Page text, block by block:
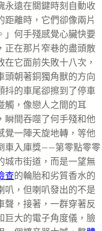
永遠在關鍵時刻自動收
離時，它們卻像兩片
」何手殘感覺心臟快要
正在那片窄巷的盡頭散
它面前失敗十八次，
頭朝著銅獨角獸的方向
抖的車尾卻擦到了停車
觸，像戀人之間的耳
瞬間吞噬了何手殘和他
覺一陣天旋地轉，等他
車入庫獎——第零點零零
城市街道，而是一望無
查的輪胎和劣質香水的
叭，但喇叭發出的不是
聲，接著，一群穿著反
巨大的電子角度儀，臉